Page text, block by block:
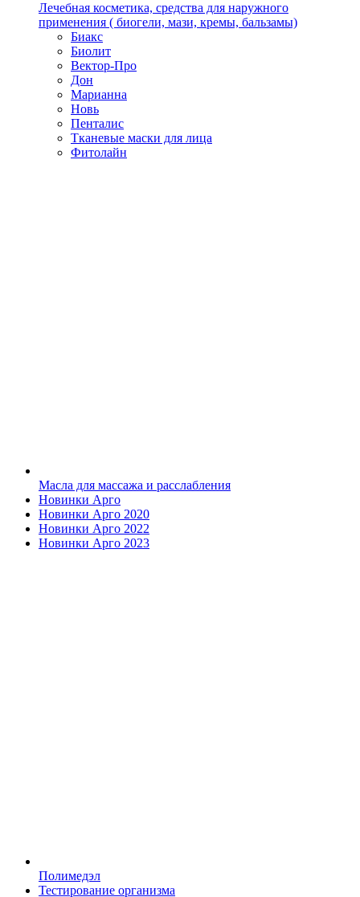
Лечебная косметика, средства для наружного
применения ( биогели, мази, кремы, бальзамы)
Биакс
Биолит
Вектор-Про
Дон
Марианна
Новь
Пенталис
Тканевые маски для лица
Фитолайн
Масла для массажа и расслабления
Новинки Арго
Новинки Арго 2020
Новинки Арго 2022
Новинки Арго 2023
Полимедэл
Тестирование организма